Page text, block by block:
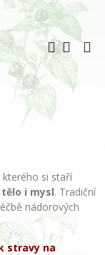
kterého si staří
i mysl. Tradiční
nádorových
stravy na